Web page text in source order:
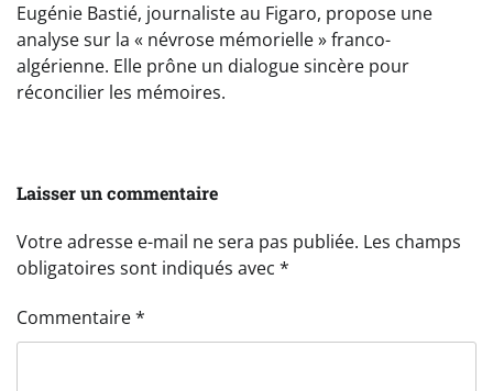
Eugénie Bastié, journaliste au Figaro, propose une
analyse sur la « névrose mémorielle » franco-
algérienne. Elle prône un dialogue sincère pour
réconcilier les mémoires.
Laisser un commentaire
Votre adresse e-mail ne sera pas publiée. Les champs
obligatoires sont indiqués avec *
Commentaire*